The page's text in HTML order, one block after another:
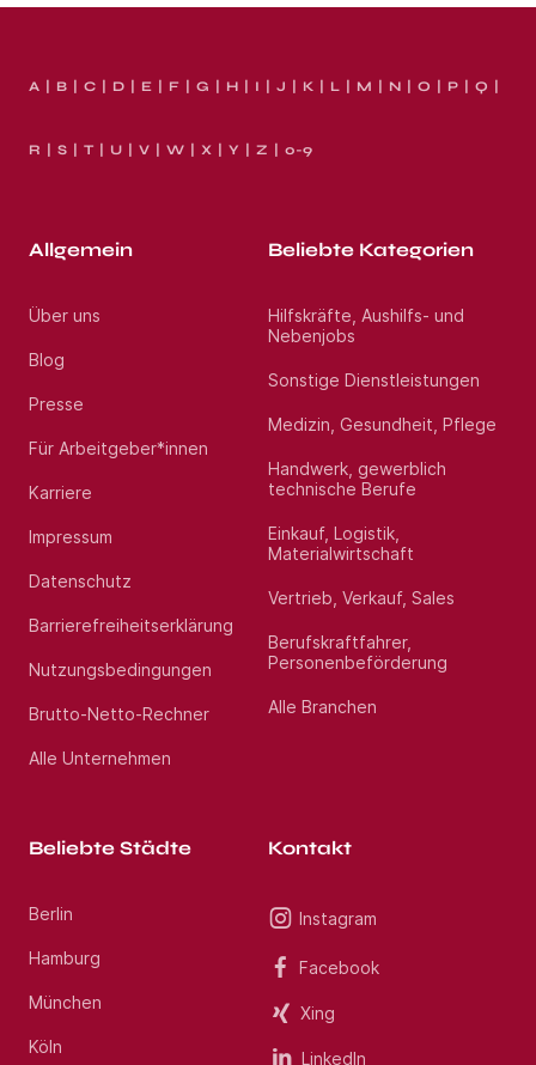
A B C D E F G H I J K L M N O P Q
R S T U V W X Y Z 0-9
Allgemein
Über uns
Blog
Presse
Für Arbeitgeber*innen
Karriere
Impressum
Datenschutz
Barrierefreiheitserklärung
Nutzungsbedingungen
Brutto-Netto-Rechner
Alle Unternehmen
Beliebte Kategorien
Hilfskräfte, Aushilfs- und
Nebenjobs
Sonstige Dienstleistungen
Medizin, Gesundheit, Pflege
Handwerk, gewerblich
technische Berufe
Einkauf, Logistik,
Materialwirtschaft
Vertrieb, Verkauf, Sales
Berufskraftfahrer,
Personenbeförderung
Alle Branchen
Beliebte Städte
Berlin
Hamburg
München
Köln
Kontakt
Instagram
Facebook
Xing
LinkedIn